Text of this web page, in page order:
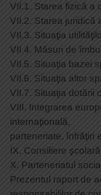
VII.1. Starea fizică a
VII.2. Starea juridică
VII.3. Situaţia
VII.4. Măsuri de
VII.5. Situaţia bazei
VII.6. Situaţia altor
VII.7. Situaţia dotării
VIII. Integrarea
internaţională,
parteneriate, înfrăţiri
IX. Consiliere
X. Parteneriatul
Prezentul raport de